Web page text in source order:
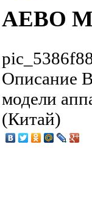
AEBO
Описание
модели
(Китай)